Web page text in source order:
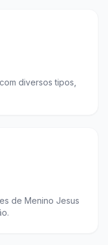
diversos tipos,
de Menino Jesus